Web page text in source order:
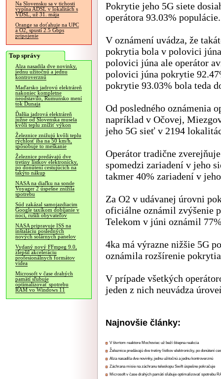
Na Slovensku sa v tichosti
vypína ADSL v lokalitách s
VDSL, už 31. mája
Orange sa doťahuje na UPC
a O2, spustí 2.5 Gbps
pripojenie
Top správy
Alza nasadila dve novinky,
jednu užitočnú a jednu
kontroverznú
Maďarsko jadrovú elektráreň
nakoniec kompletne
neodstavilo, Rumunsko mení
tok Dunaja
Ďalšia jadrová elektráreň
južne od Slovenska musela
kvôli teplu znížiť výkon
Železnice znižujú kvôli teplu
rýchlosť iba na 50 km/h,
spôsobuje to meškanie
Železnice predávajú dve
tretiny lístkov elektronicky,
po donútení cestujúcich na
takýto nákup
NASA na diaľku na sonde
Voyager 2 úspešne znížila
spotrebu
Súd zakázal samojazdiacim
Google taxíkom dobíjanie v
noci, rušili obyvateľov
NASA pripravuje ISS na
inštaláciu posledných
nových solárnych panelov
Vydaný nový FFmpeg 9.0,
zlepšil akceleráciu
profesionálnych formátov
videa
Microsoft v čase drahých
pamätí sľubuje
optimalizovať spotrebu
RAM vo Windows 11
Pokrytie jeho 5G siete
operátora 93.03% populácie.
V oznámení uvádza, že
pokrytia bola v polovici
polovici júna ale operátor
polovici júna pokrytie
pokrytie 93.03% bola teda
Od posledného oznámenia
napríklad v Očovej,
jeho 5G sieť v 2194
Operátor tradične
spomedzi zariadení v jeho
takmer 40% zariadení v
Za O2 v udávanej úrovni
oficiálne oznámil zvýšenie
Telekom v júni oznámil
4ka má výrazne nižšie 5G
oznámila rozšírenie
V prípade všetkých
jeden z nich neuvádza
Najnovšie články:
V štvrtom reaktore Mochoviec už beží štiepna reakcia
Železnice predávajú dve tretiny lístkov elektronicky, po donútení
Alza nasadila dve novinky, jednu užitočnú a jednu kontroverznú
Záchrana misie na záchranu teleskopu Swift úspešne pokračuje
Microsoft v čase drahých pamätí sľubuje optimalizovať spotrebu